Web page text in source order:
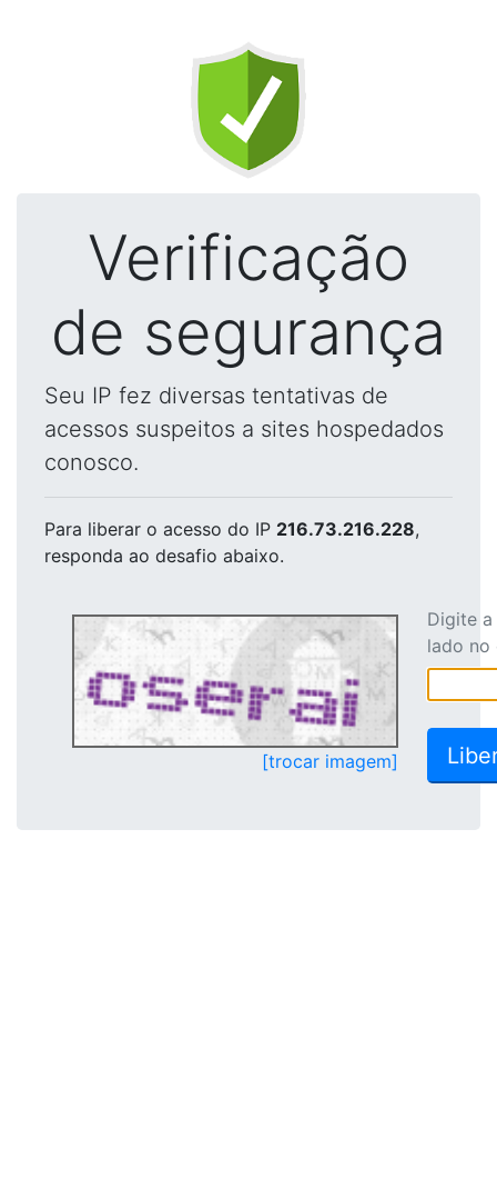
Verificação
de segurança
Seu IP fez diversas tentativas de
acessos suspeitos a sites hospedados
conosco.
Para liberar o acesso do IP 216.73.216.228,
responda ao desafio abaixo.
[trocar imagem]
Digite
lado no